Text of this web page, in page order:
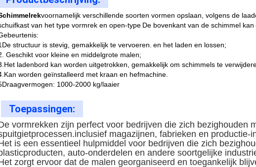
voornamelijk verschillende soorten vormen opslaan, volgens de
van het type vormrek en open-type De bovenkant van de schimmel kan
structuur is stevig, gemakkelijk te vervoeren. en het laden en lossen;
Geschikt voor kleine en middelgrote malen;
ladenbord kan worden uitgetrokken, gemakkelijk om schimmels te
worden geïnstalleerd met kraan en hefmachine.
1000-2000 kg/laaier
Toepassingen:
vormrekken zijn perfect voor bedrijven die zich bezighouden
inclusief magazijnen, fabrieken en productie-
is een essentieel hulpmiddel voor bedrijven die zich
auto-onderdelen en andere soortgelijke
zorgt ervoor dat de malen georganiseerd en toegankelijk